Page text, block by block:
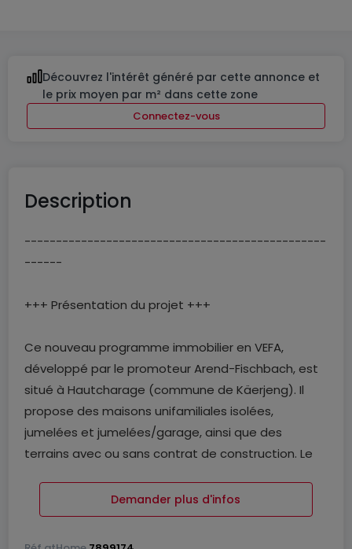
Découvrez l'intérêt généré par cette annonce et
le prix moyen par m² dans cette zone
Connectez-vous
Description
------------------------------------------------
------
+++ Présentation du projet +++
Ce nouveau programme immobilier en VEFA,
développé par le promoteur Arend-Fischbach, est
situé à Hautcharage (commune de Käerjeng). Il
propose des maisons unifamiliales isolées,
jumelées et jumelées/garage, ainsi que des
terrains avec ou sans contrat de construction. Le
Building) pour une haute performance énergétique.
Il s’inscrit dans un cadre résidentiel au sud-ouest
Demander plus d'infos